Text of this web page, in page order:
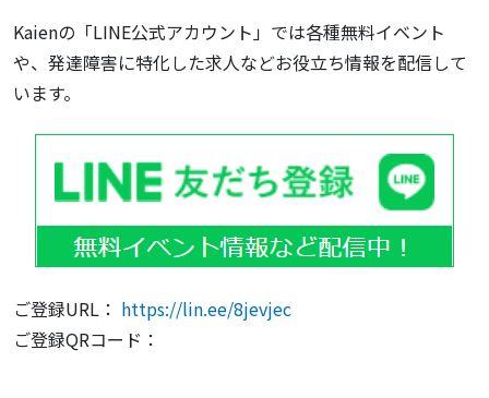
Kaienの「LINE公式アカウント」では各種無料イベント
や、発達障害に特化した求人などお役立ち情報を配信して
います。
ご登録URL： https://lin.ee/8jevjec
ご登録QRコード：